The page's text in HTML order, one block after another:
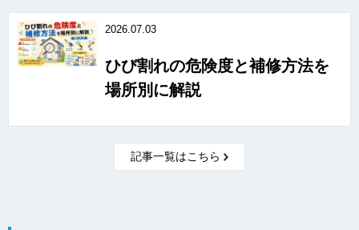
2026.07.03
ひび割れの危険度と補修方法を
場所別に解説
記事一覧はこちら